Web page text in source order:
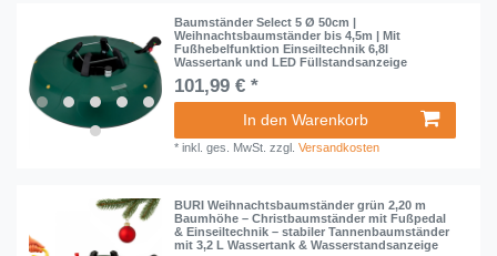
Baumständer Select 5 Ø 50cm |
Weihnachtsbaumständer bis 4,5m | Mit
Fußhebelfunktion Einseiltechnik 6,8l
Wassertank und LED Füllstandsanzeige
101,99 € *
In den Warenkorb
*inkl. ges. MwSt. zzgl.Versandkosten
BURI Weihnachtsbaumständer grün 2,20 m
Baumhöhe – Christbaumständer mit Fußpedal
& Einseiltechnik – stabiler Tannenbaumständer
mit 3,2 L Wassertank & Wasserstandsanzeige